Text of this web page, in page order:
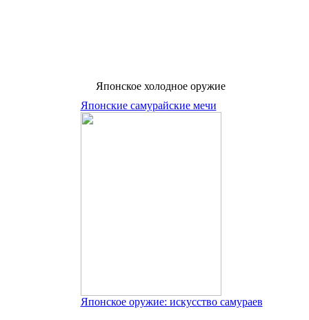
Японское холодное оружие
Японские самурайские мечи
Японское оружие: искусство самураев